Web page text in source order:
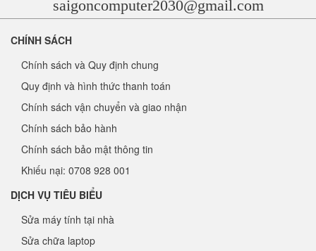
saigoncomputer2030@gmail.com
CHÍNH SÁCH
Chính sách và Quy định chung
Quy định và hình thức thanh toán
Chính sách vận chuyển và giao nhận
Chính sách bảo hành
Chính sách bảo mật thông tin
Khiếu nại: 0708 928 001
DỊCH VỤ TIÊU BIỂU
Sửa máy tính tại nhà
Sửa chữa laptop